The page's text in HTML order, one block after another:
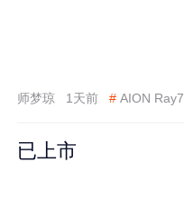
师梦琼 1天前 # AION Ray7
已上市